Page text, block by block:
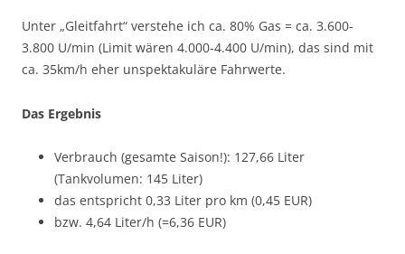
Unter „Gleitfahrt“ verstehe ich ca. 80% Gas = ca. 3.600-
3.800 U/min (Limit wären 4.000-4.400 U/min), das sind mit
ca. 35km/h eher unspektakuläre Fahrwerte.
Das Ergebnis
Verbrauch (gesamte Saison!): 127,66 Liter
(Tankvolumen: 145 Liter)
das entspricht 0,33 Liter pro km (0,45 EUR)
bzw. 4,64 Liter/h (=6,36 EUR)